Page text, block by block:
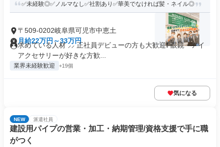
✅未経験◎✅ノルマなし✅社割あり✅華美でなければ髪・ネイル◎
〒509-0202岐阜県可児市中恵土
月給22万円～33万円
求めている人材 ⸝⸝ 正社員デビューの方も大歓迎❗ 眼鏡・アイ
アクセサリーが好きな方歓...
業界未経験歓迎 +19個
気になる
NEW 派遣社員
建設用パイプの営業・加工・納期管理/資格支援で手に職
がつく